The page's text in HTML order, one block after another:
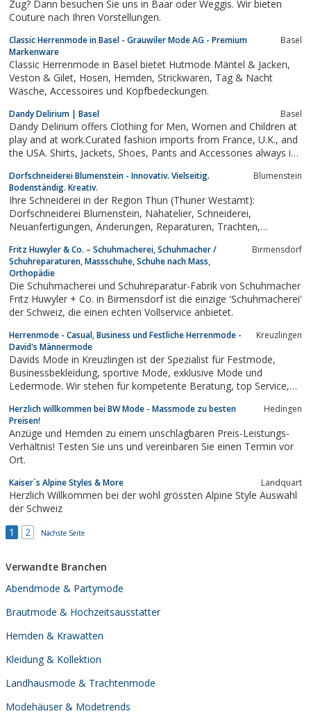
Zug? Dann besuchen Sie uns in Baar oder Weggis. Wir bieten
Couture nach Ihren Vorstellungen.
Classic Herrenmode in Basel - Grauwiler Mode AG - Premium
Markenware
Basel
Classic Herrenmode in Basel bietet Hutmode Mäntel & Jacken,
Veston & Gilet, Hosen, Hemden, Strickwaren, Tag & Nacht
Wäsche, Accessoires und Kopfbedeckungen.
Dandy Delirium | Basel Basel
Dandy Delirium offers Clothing for Men, Women and Children at
play and at work.Curated fashion imports from France, U.K., and
the USA. Shirts, Jackets, Shoes, Pants and Accessories always in
Dorfschneiderei Blumenstein - Innovativ. Vielseitig.
Bodenständig. Kreativ.
Blumenstein
Ihre Schneiderei in der Region Thun (Thuner Westamt):
Dorfschneiderei Blumenstein, Nähatelier, Schneiderei,
Neuanfertigungen, Änderungen, Reparaturen, Trachten,
Verkauf von Stoff und Mecerie.Damenschneiderin,
Trachtenschneiderin Berner Trachten, Annahmestelle...
Fritz Huwyler & Co. – Schuhmacherei, Schuhmacher /
Schuhreparaturen, Massschuhe, Schuhe nach Mass,
Orthopädie
Birmensdorf
Die Schuhmacherei und Schuhreparatur-Fabrik von Schuhmacher
Fritz Huwyler + Co. in Birmensdorf ist die einzige 'Schuhmacherei'
der Schweiz, die einen echten Vollservice anbietet.
Herrenmode - Casual, Business und Festliche Herrenmode -
David's Männermode
Kreuzlingen
Davids Mode in Kreuzlingen ist der Spezialist für Festmode,
Businessbekleidung, sportive Mode, exklusive Mode und
Ledermode. Wir stehen für kompetente Beratung, top Service,
Übergrössen im Kanton Thurgau. Ob Neuanfertigungen oder
allgemeine Änderungen - wir sind von...
Herzlich willkommen bei BW Mode - Massmode zu besten
Preisen!
Hedingen
Anzüge und Hemden zu einem unschlagbaren Preis-Leistungs-
Verhältnis! Testen Sie uns und vereinbaren Sie einen Termin vor
Ort.
Kaiser`s Alpine Styles & More Landquart
Herzlich Willkommen bei der wohl grössten Alpine Style Auswahl
der Schweiz
1
2 Nächste Seite
Verwandte Branchen
Abendmode & Partymode
Brautmode & Hochzeitsausstatter
Hemden & Krawatten
Kleidung & Kollektion
Landhausmode & Trachtenmode
Modehäuser & Modetrends